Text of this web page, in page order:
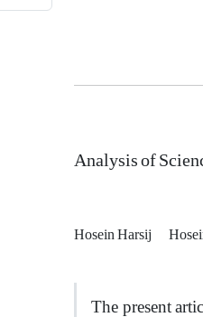
Analysis of
Hosein Harsij
The present